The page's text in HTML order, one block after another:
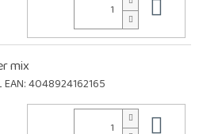
mix
EAN:4048924162165